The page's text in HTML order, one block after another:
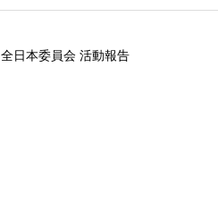
全日本委員会 活動報告